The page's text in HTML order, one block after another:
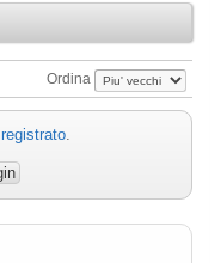
Ordina
registrato.